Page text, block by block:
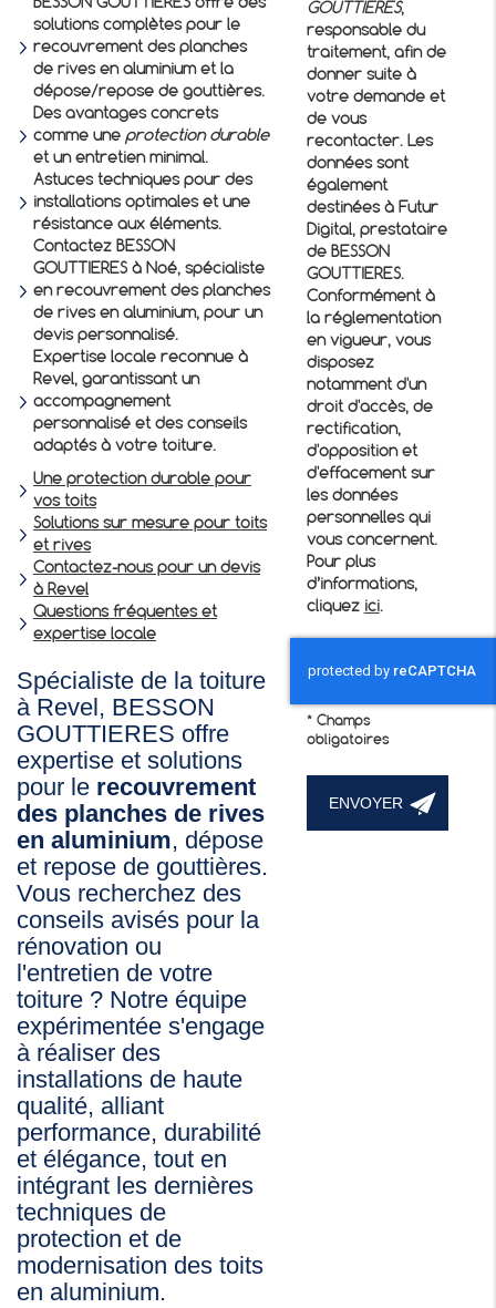
BESSON GOUTTIERES offre des
solutions complètes pour le
recouvrement des planches
de rives en aluminiumet la
dépose/repose de gouttières.
Des avantages concrets
comme une protection durable
et un entretien minimal.
Astuces techniques pour des
installations optimales et une
résistance aux éléments.
Contactez BESSON
GOUTTIERES à Noé, spécialiste
en recouvrement des planches
de rives en aluminium, pour un
devis personnalisé.
Expertise locale reconnue à
Revel, garantissant un
accompagnement
personnalisé et des conseils
adaptés à votre toiture.
Une protection durable pour
vos toits
Solutions sur mesure pour toits
et rives
Contactez-nous pour un devis
à Revel
Questions fréquentes et
expertise locale
Spécialiste de la toiture
à Revel, BESSON
GOUTTIERES offre
expertise et solutions
pour le recouvrement
des planches de rives
en aluminium, dépose
et repose de gouttières.
Vous recherchez des
conseils avisés pour la
rénovation ou
l'entretien de votre
toiture ? Notre équipe
expérimentée s'engage
à réaliser des
installations de haute
qualité, alliant
performance, durabilité
et élégance, tout en
intégrant les dernières
techniques de
protection et de
modernisation des toits
en aluminium.
GOUTTIERES,
responsable du
traitement, afin de
donner suite à
votre demande et
de vous
recontacter. Les
données sont
également
destinées à Futur
Digital, prestataire
de BESSON
GOUTTIERES.
Conformément à
la réglementation
en vigueur, vous
disposez
notamment d'un
droit d'accès, de
rectification,
d'opposition et
d'effacement sur
les données
personnelles qui
vous concernent.
Pour plus
d’informations,
cliquez ici.
* Champs
obligatoires